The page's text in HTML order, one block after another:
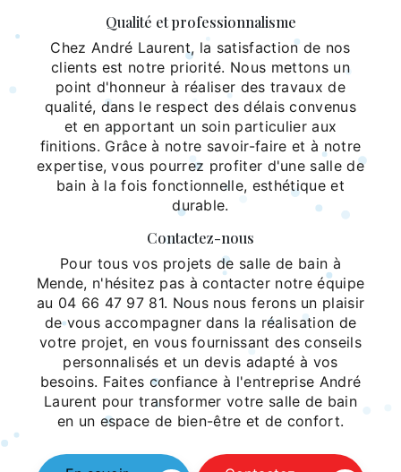
Qualité et professionnalisme
Chez André Laurent, la satisfaction de nos
clients est notre priorité. Nous mettons un
point d'honneur à réaliser des travaux de
qualité, dans le respect des délais convenus
et en apportant un soin particulier aux
finitions. Grâce à notre savoir-faire et à notre
expertise, vous pourrez profiter d'une salle de
bain à la fois fonctionnelle, esthétique et
durable.
Contactez-nous
Pour tous vos projets de salle de bain à
Mende, n'hésitez pas à contacter notre équipe
au 04 66 47 97 81. Nous nous ferons un plaisir
de vous accompagner dans la réalisation de
votre projet, en vous fournissant des conseils
personnalisés et un devis adapté à vos
besoins. Faites confiance à l'entreprise André
Laurent pour transformer votre salle de bain
en un espace de bien-être et de confort.